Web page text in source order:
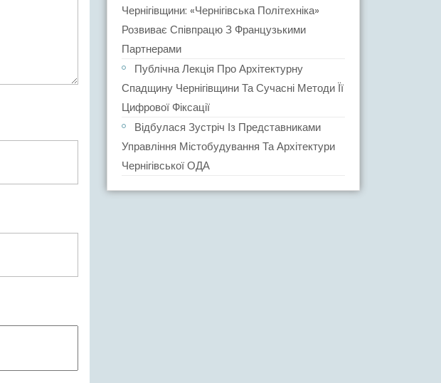
Чернігівщини: «Чернігівська Політехніка»
Розвиває Співпрацю З Французькими
Партнерами
Публічна Лекція Про Архітектурну
Спадщину Чернігівщини Та Сучасні Методи Її
Цифрової Фіксації
Відбулася Зустріч Із Представниками
Управління Містобудування Та Архітектури
Чернігівської ОДА